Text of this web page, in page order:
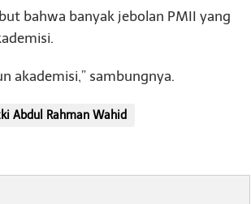
bahwa banyak jebolan PMII yang
akademisi,” sambungnya.
Abdul Rahman Wahid